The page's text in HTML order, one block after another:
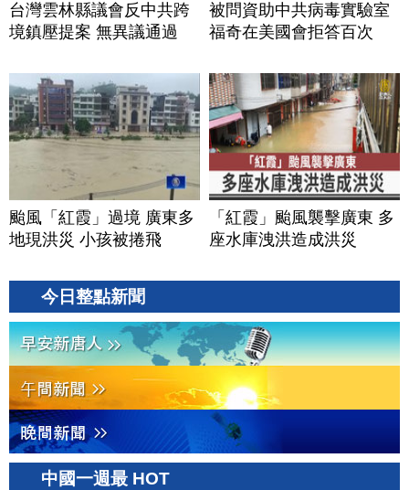
台灣雲林縣議會反中共跨
境鎮壓提案 無異議通過
被問資助中共病毒實驗室
福奇在美國會拒答百次
颱風「紅霞」過境 廣東多
地現洪災 小孩被捲飛
「紅霞」颱風襲擊廣東 多
座水庫洩洪造成洪災
今日整點新聞
中國一週最 HOT